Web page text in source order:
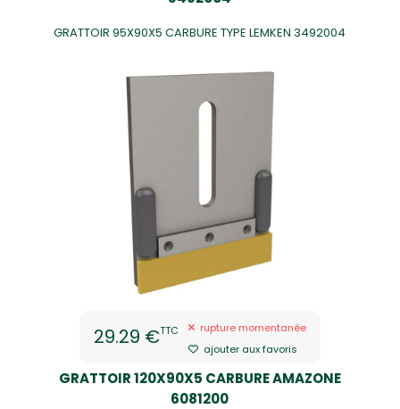
GRATTOIR 95X90X5 CARBURE TYPE LEMKEN 3492004
29.29 €TTC
rupture momentanée
ajouter aux favoris
GRATTOIR 120X90X5 CARBURE AMAZONE
6081200